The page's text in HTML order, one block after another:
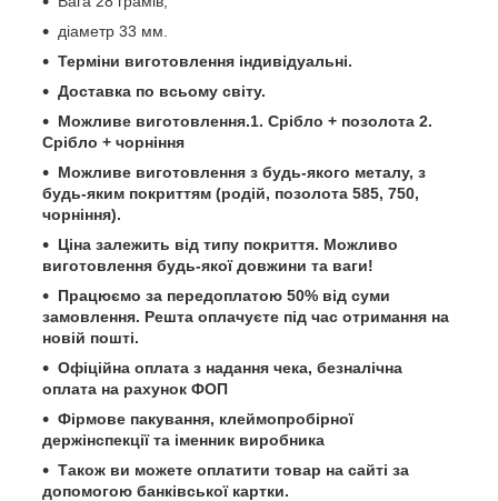
діаметр 33 мм.
Терміни виготовлення індивідуальні.
Доставка по всьому світу.
Можливе виготовлення.1. Срібло + позолота 2.
Срібло + чорніння
Можливе виготовлення з будь-якого металу, з
будь-яким покриттям (родій, позолота 585, 750,
чорніння).
Ціна залежить від типу покриття. Можливо
виготовлення будь-якої довжини та ваги!
Працюємо за передоплатою 50% від суми
замовлення. Решта оплачуєте під час отримання на
новій пошті.
Офіційна оплата з надання чека, безналічна
оплата на рахунок ФОП
Фірмове пакування, клеймопробірної
держінспекції та іменник виробника
Також ви можете оплатити товар на сайті за
допомогою банківської картки.